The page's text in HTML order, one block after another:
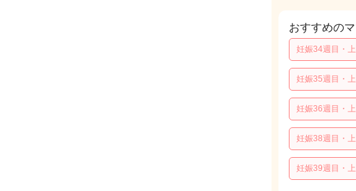
おすすめの
妊娠34週目・
妊娠35週目・
妊娠36週目・
妊娠38週目・
妊娠39週目・